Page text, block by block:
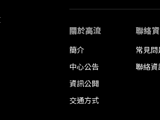
關於高流
簡介
中心公告
資訊公開
交通方式
聯絡
常見問
聯絡資